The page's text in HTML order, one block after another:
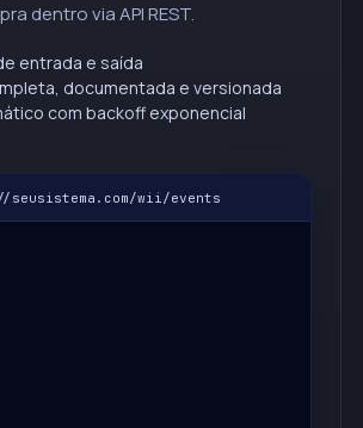
dentro via API REST.
entrada e saída
documentada e versionada
com backoff exponencial
wii/events